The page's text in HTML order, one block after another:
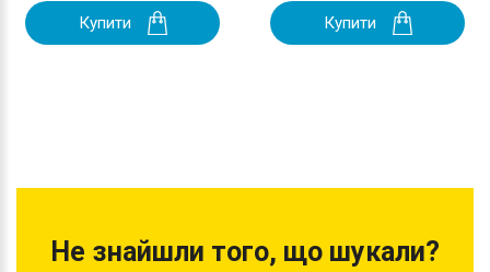
Купити Купити
Не знайшли того, що шукали?